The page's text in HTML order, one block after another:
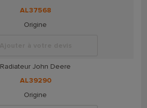
AL37568
Origine
Radiateur John Deere
AL39290
Origine